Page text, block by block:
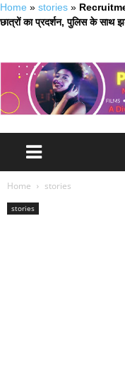
Home » stories »
छात्रों का प्रदर्शन, पुलिस के साथ
Home stories
stories